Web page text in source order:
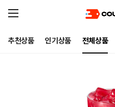
추천상품 인기상품 전체상품